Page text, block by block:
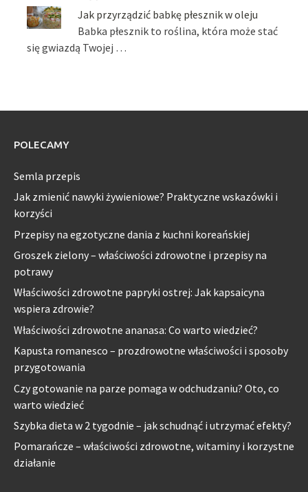
Jak przyrządzić babkę płesznik w oleju
Babka płesznik to roślina, która może stać
się gwiazdą Twojej …
POLECAMY
Semla przepis
Jak zmienić nawyki żywieniowe? Praktyczne wskazówki i
korzyści
Przepisy na egzotyczne dania z kuchni koreańskiej
Groszek zielony – właściwości zdrowotne i przepisy na
potrawy
Właściwości zdrowotne papryki ostrej: Jak kapsaicyna
wspiera zdrowie?
Właściwości zdrowotne ananasa: Co warto wiedzieć?
Kapusta romanesco – prozdrowotne właściwości i sposoby
przygotowania
Czy gotowanie na parze pomaga w odchudzaniu? Oto, co
warto wiedzieć
Szybka dieta w 2 tygodnie – jak schudnąć i utrzymać efekty?
Pomarańcze – właściwości zdrowotne, witaminy i korzystne
działanie